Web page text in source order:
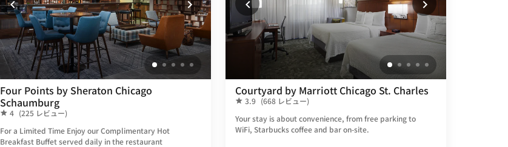
Four Points by Sheraton Chicago
Schaumburg
4 (225 レビュー)
For a Limited Time Enjoy our Complimentary Hot
Breakfast Buffet served daily in the restaurant
Courtyard by Marriott Chicago St. Charles
3.9 (668 レビュー)
Your stay is about convenience, from free parking to
WiFi, Starbucks coffee and bar on-site.